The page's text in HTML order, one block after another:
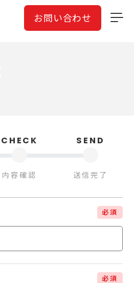
お問い合わせ
CHECK
内容確認
SEND
送信完了
必須
必須